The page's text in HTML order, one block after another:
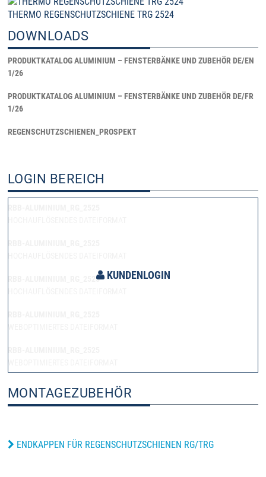
THERMO REGENSCHUTZSCHIENE TRG 2524
DOWNLOADS
PRODUKTKATALOG ALUMINIUM – FENSTERBÄNKE UND ZUBEHÖR DE/EN
1/26
PRODUKTKATALOG ALUMINIUM – FENSTERBÄNKE UND ZUBEHÖR DE/FR
1/26
REGENSCHUTZSCHIENEN_PROSPEKT
LOGIN BEREICH
RBB-ALUMINIUM_RG_2525 KUNDENLOGIN
MONTAGEZUBEHÖR
ENDKAPPEN FÜR REGENSCHUTZSCHIENEN RG/TRG